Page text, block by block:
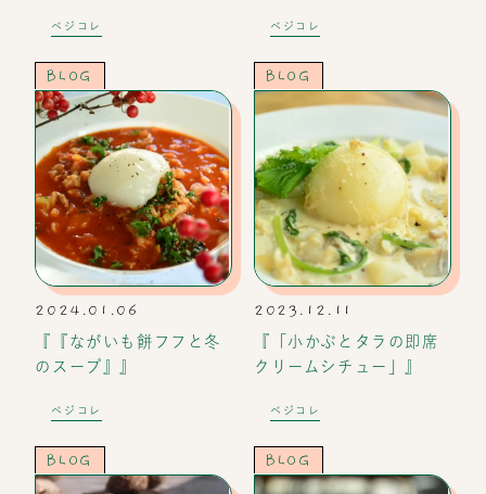
ベジコレ ベジコレ
BLOG
2024.01.06
『『ながいも餅フフと冬
のスープ』』
ベジコレ
BLOG
2023.12.11
『「小かぶとタラの即席
クリームシチュー」』
ベジコレ
BLOG BLOG